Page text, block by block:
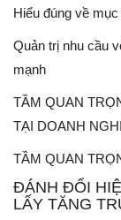
Hiểu đúng về
Quản trị nhu cầu
mạnh
TẦM QUAN
TẠI DOANH
TẦM QUAN
ĐÁNH ĐỔI
LẤY TĂNG